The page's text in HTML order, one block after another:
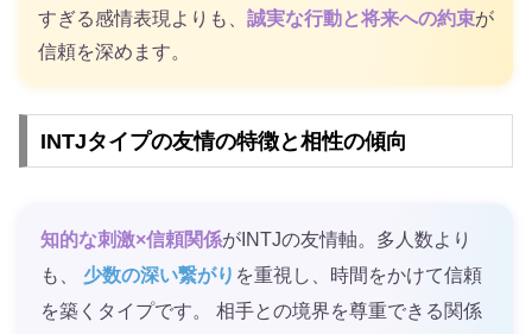
すぎる感情表現よりも、 誠実な行動と将来への約束が
信頼を深めます。
INTJタイプの友情の特徴と相性の傾向
知的な刺激×信頼関係がINTJの友情軸。多人数より
も、 少数の深い繋がり を重視し、時間をかけて信頼
を築くタイプです。 相手との境界を尊重できる関係